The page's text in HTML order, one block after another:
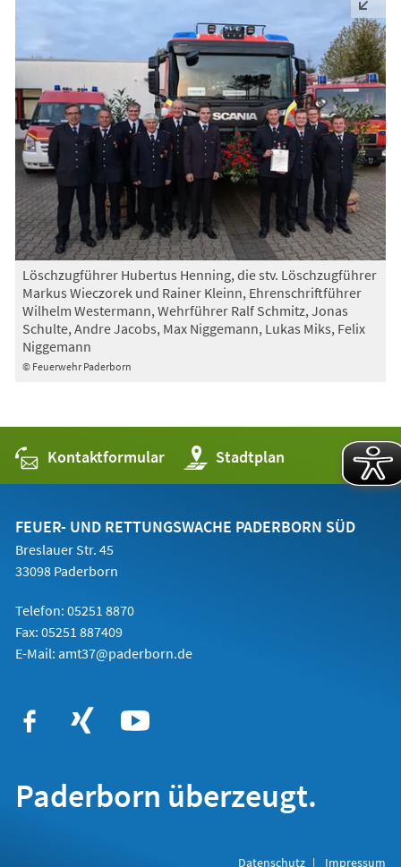
© Feuerwehr Paderborn
Löschzugführer Hubertus Henning, die stv. Löschzugführer
Markus Wieczorek und Rainer Kleinn, Ehrenschriftführer
Wilhelm Westermann, Wehrführer Ralf Schmitz, Jonas
Schulte, Andre Jacobs, Max Niggemann, Lukas Miks, Felix
Niggemann
Kontaktformular Stadtplan
(Öffnet
in
einem
Tab)
FEUER- UND RETTUNGSWACHE PADERBORN SÜD
Breslauer Str. 45
33098 Paderborn
Telefon: 05251 8870
Fax: 05251 887409
E-Mail: amt37@paderborn.de
Paderborn überzeugt.
Datenschutz Impressum